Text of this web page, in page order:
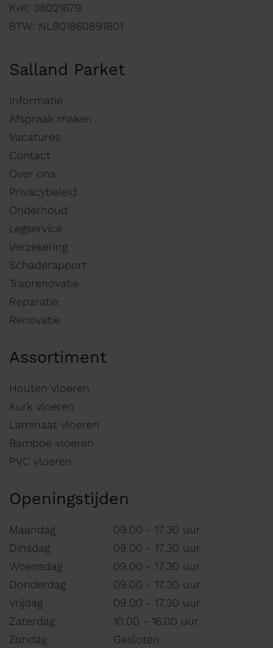
KvK: 38021679
BTW: NL801860891B01
Salland Parket
Informatie
Afspraak maken
Vacatures
Contact
Over ons
Privacybeleid
Onderhoud
Legservice
Verzekering
Schaderapport
Traprenovatie
Reparatie
Renovatie
Assortiment
Houten vloeren
Kurk vloeren
Laminaat vloeren
Bamboe vloeren
PVC vloeren
Openingstijden
Maandag
09.00 - 17.30 uur
Dinsdag
09.00 - 17.30 uur
Woensdag
09.00 - 17.30 uur
Donderdag
09.00 - 17.30 uur
Vrijdag
09.00 - 17.30 uur
Zaterdag
10.00 - 16.00 uur
Zondag
Gesloten